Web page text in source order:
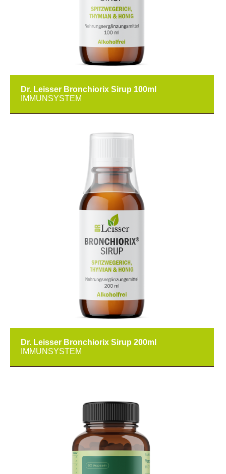
Dr. Leisser Bronchiorix Sirup 100ml
IMMUNSYSTEM
Dr. Leisser Bronchiorix Sirup 200ml
IMMUNSYSTEM